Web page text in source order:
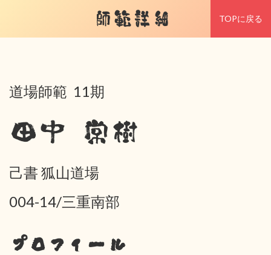
師範詳細 TOPに戻る
道場師範 11期
田中 常樹
己書 狐山道場
004-14/三重南部
プロフィール